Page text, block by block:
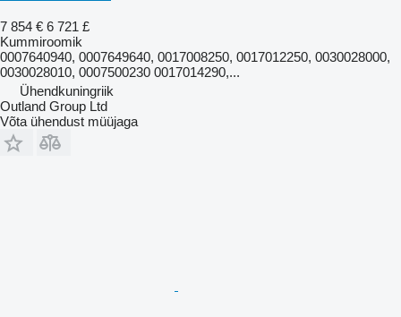
7 854 € 6 721 £
Kummiroomik
0007640940, 0007649640, 0017008250, 0017012250, 0030028000,
0030028010, 0007500230 0017014290,...
Ühendkuningriik
Outland Group Ltd
Võta ühendust müüjaga